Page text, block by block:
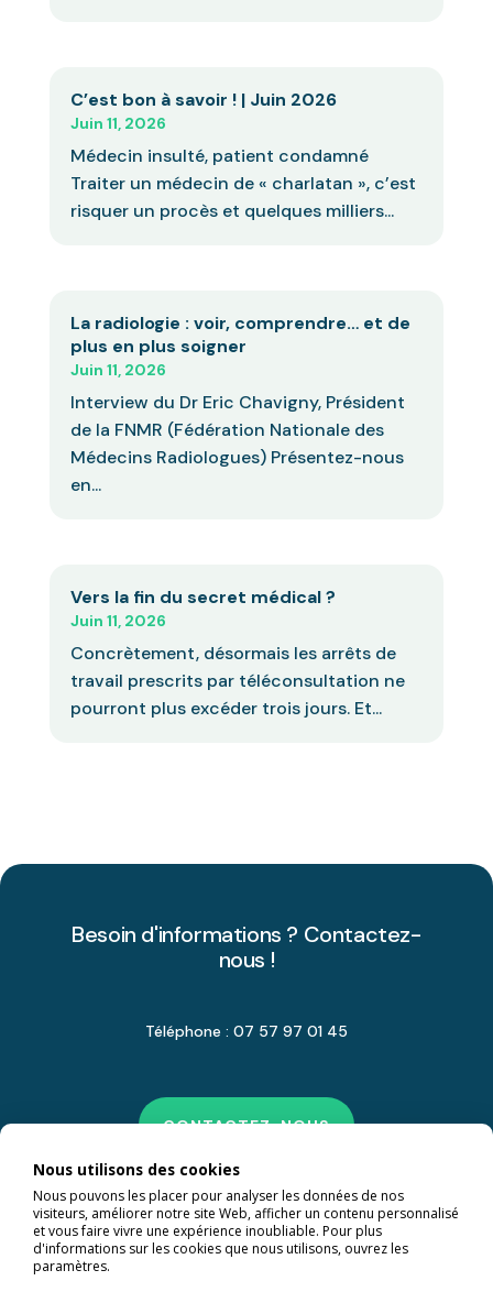
C’est bon à savoir ! | Juin 2026
Juin 11, 2026
Médecin insulté, patient condamné
Traiter un médecin de « charlatan », c’est
risquer un procès et quelques milliers...
La radiologie : voir, comprendre… et de
plus en plus soigner
Juin 11, 2026
Interview du Dr Eric Chavigny, Président
de la FNMR (Fédération Nationale des
Médecins Radiologues) Présentez-nous
en...
Vers la fin du secret médical ?
Juin 11, 2026
Concrètement, désormais les arrêts de
travail prescrits par téléconsultation ne
pourront plus excéder trois jours. Et...
Besoin d'informations ? Contactez-
nous !
Téléphone : 07 57 97 01 45
CONTACTEZ-NOUS
Nous utilisons des cookies
Nous pouvons les placer pour analyser les données de nos
visiteurs, améliorer notre site Web, afficher un contenu personnalisé
et vous faire vivre une expérience inoubliable. Pour plus
d'informations sur les cookies que nous utilisons, ouvrez les
paramètres.